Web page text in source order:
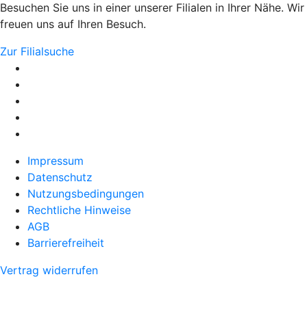
Besuchen Sie uns in einer unserer Filialen in Ihrer Nähe. Wir
freuen uns auf Ihren Besuch.
Zur Filialsuche
Impressum
Datenschutz
Nutzungsbedingungen
Rechtliche Hinweise
AGB
Barrierefreiheit
Vertrag widerrufen